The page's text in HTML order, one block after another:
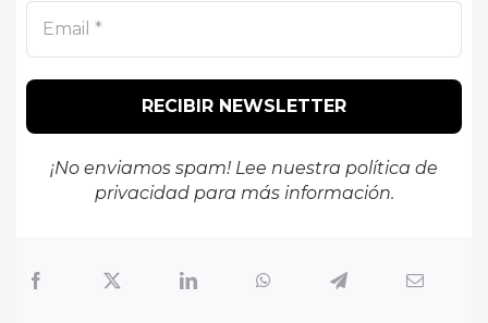
¡No enviamos spam! Lee nuestra política de
privacidadpara más información.